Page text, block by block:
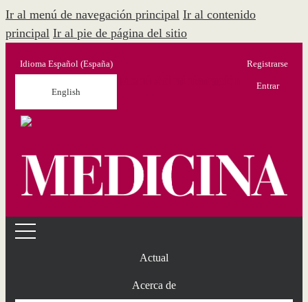
Ir al menú de navegación principal Ir al contenido
principal Ir al pie de página del sitio
Idioma Español (España)
English
Registrarse
Entrar
Actual
Acerca de